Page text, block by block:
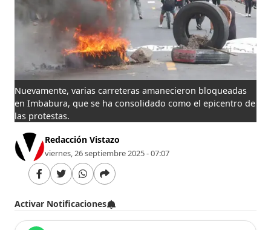
Nuevamente, varias carreteras amanecieron bloqueadas
en Imbabura, que se ha consolidado como el epicentro de
las protestas.
Redacción Vistazo
viernes, 26 septiembre 2025 - 07:07
Activar Notificaciones